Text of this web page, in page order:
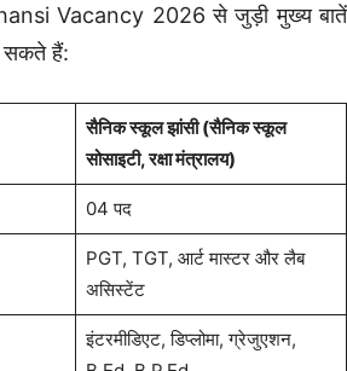
Vacancy 2026 से जुड़ी मुख्य बातें
सकते हैं:
सैनिक स्कूल झांसी (सैनिक स्कूल
सोसाइटी, रक्षा मंत्रालय)
04 पद
PGT, TGT, आर्ट मास्टर और लैब
असिस्टेंट
इंटरमीडिएट, डिप्लोमा, ग्रेजुएशन,